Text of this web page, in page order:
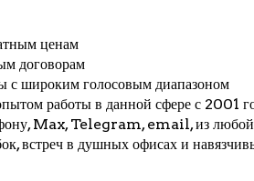
ценам
договорам
с широким голосовым диапазоном
работы в данной сфере с 2001
Max,Telegram, email, из
встреч в душных офисах и